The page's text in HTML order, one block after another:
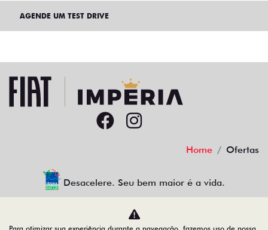
AGENDE UM TEST DRIVE
Home Ofertas
Desacelere. Seu bem maior é a vida.